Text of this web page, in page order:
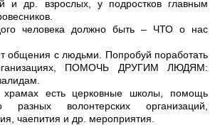
и др. взрослых, у подростков главным
человека должно быть – ЧТО о нас
общения с людьми. Попробуй поработать
ПОМОЧЬ ДРУГИМ ЛЮДЯМ:
храмах есть церковные школы, помощь
разных волонтерских организаций,
чаепития и др. мероприятия.